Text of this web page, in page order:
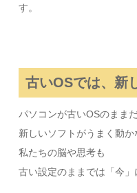
す。
古いOSでは、新
パソコンが古いOSのまま
新しいソフトがうまく動か
私たちの脳や思考も
古い設定のままでは「今」